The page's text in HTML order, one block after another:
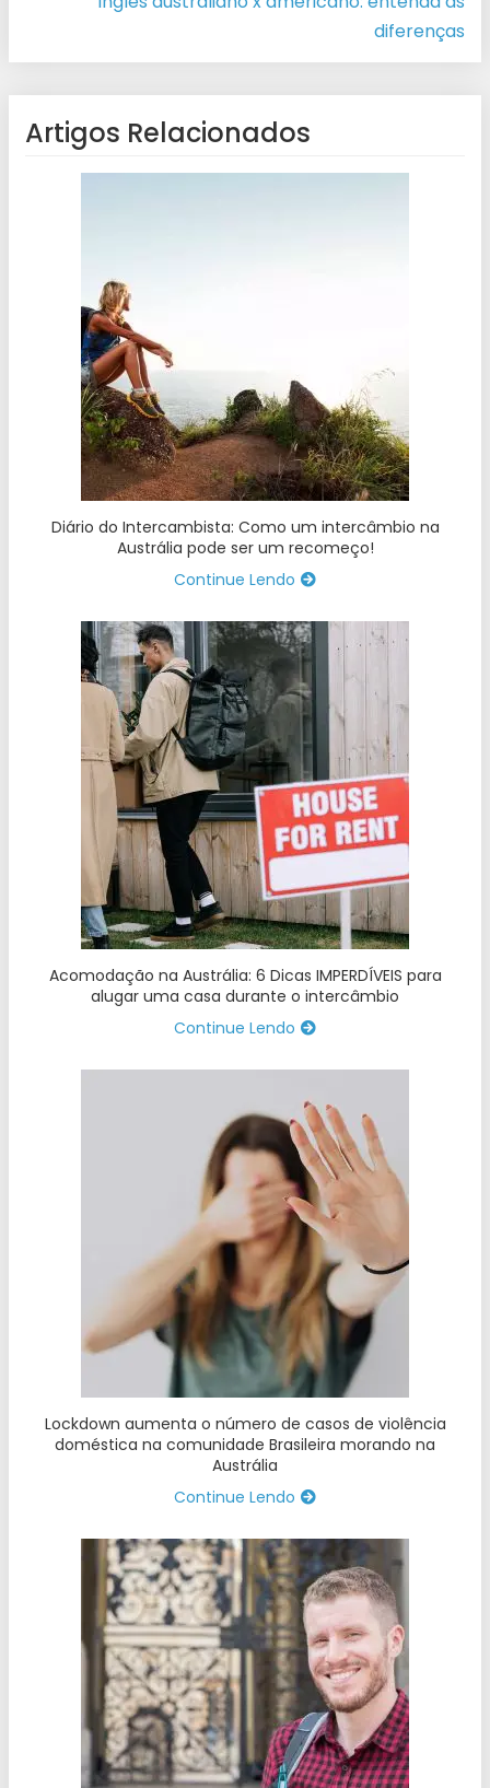
diferenças
Artigos Relacionados
Diário do Intercambista: Como um intercâmbio na
Austrália pode ser um recomeço!
Continue Lendo
Acomodação na Austrália: 6 Dicas IMPERDÍVEIS para
alugar uma casa durante o intercâmbio
Continue Lendo
Lockdown aumenta o número de casos de violência
doméstica na comunidade Brasileira morando na
Austrália
Continue Lendo